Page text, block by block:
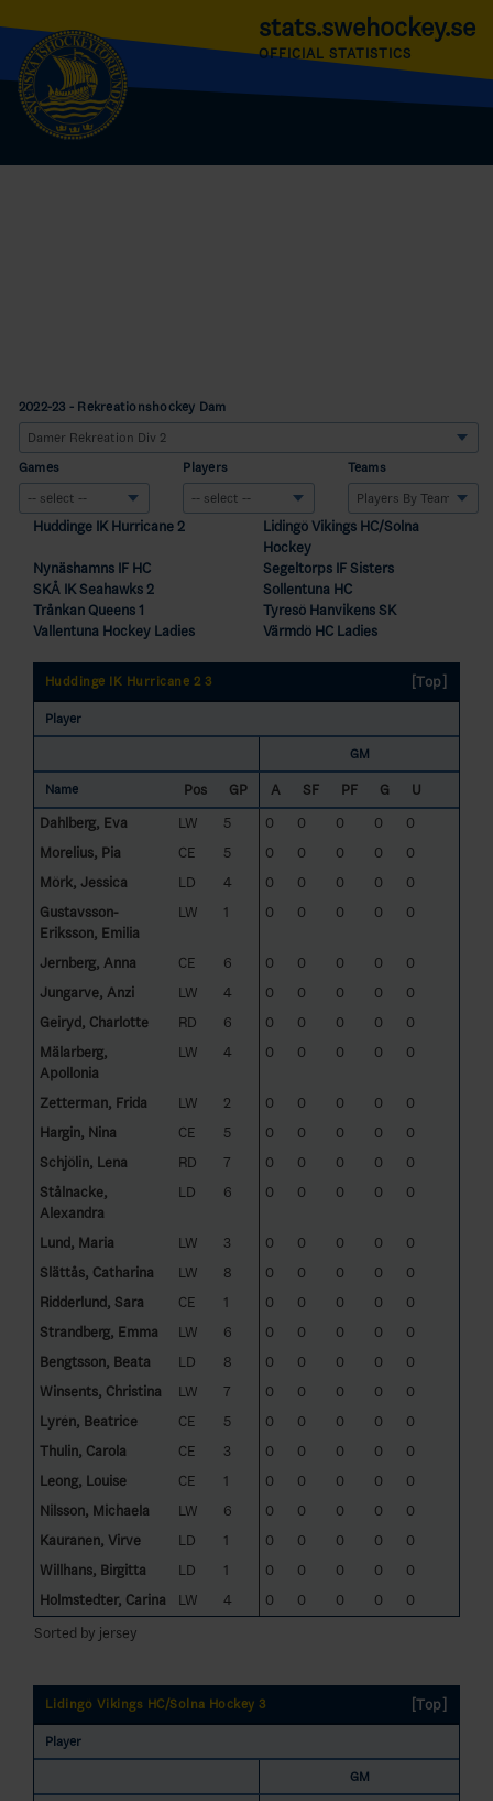
stats.swehockey.se
OFFICIAL STATISTICS
2022-23 - Rekreationshockey Dam
Games Players Teams
Huddinge IK Hurricane 2
Lidingö Vikings HC/Solna
Hockey
Nynäshamns IF HC
Segeltorps IF Sisters
SKÅ IK Seahawks 2
Sollentuna HC
Trånkan Queens 1
Tyresö Hanvikens SK
Vallentuna Hockey Ladies
Värmdö HC Ladies
Huddinge IK Hurricane 2 3 [Top]
Player
GM
Name Pos GP A SF PF G
U
Dahlberg, Eva
LW 5 0 0 0 0
0
Morelius, Pia
CE 5 0 0 0 0
0
Mörk, Jessica
LD 4 0 0 0 0
0
Gustavsson-
Eriksson, Emilia
LW 1 0 0 0 0 0
Jernberg, Anna CE 6 0 0 0 0
0
Jungarve, Anzi
LW 4 0 0 0 0
0
Geiryd, Charlotte
RD 6 0 0 0 0
0
Mälarberg,
Apollonia
LW 4 0 0 0 0 0
Zetterman, Frida LW 2 0 0 0 0
0
Hargin, Nina
CE 5 0 0 0 0
0
Schjölin, Lena
RD 7 0 0 0 0
0
Stålnacke,
Alexandra
LD 6 0 0 0 0 0
Lund, Maria LW 3 0 0 0 0
0
Slättås, Catharina
LW 8 0 0 0 0
0
Ridderlund, Sara
CE 1 0 0 0 0
0
Strandberg, Emma
LW 6 0 0 0 0
0
Bengtsson, Beata
LD 8 0 0 0 0
0
Winsents, Christina
LW 7 0 0 0 0
0
Lyrén, Beatrice
CE 5 0 0 0 0
0
Thulin, Carola
CE 3 0 0 0 0
0
Leong, Louise
CE 1 0 0 0 0
0
Nilsson, Michaela
LW 6 0 0 0 0
0
Kauranen, Virve
LD 1 0 0 0 0
0
Willhans, Birgitta
LD 1 0 0 0 0
0
Holmstedter, Carina
LW 4 0 0 0 0
0
Sorted by jersey
Lidingö Vikings HC/Solna Hockey 3 [Top]
Player
GM